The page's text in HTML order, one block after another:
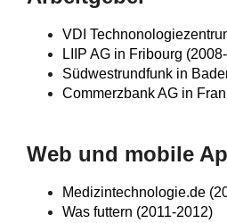
VDI
LIIP AG in Fribourg
Südwestrundfunk in
Commerzbank AG in
Web und mobile
Medizintechnologie.de
Was futtern (2011-2012)